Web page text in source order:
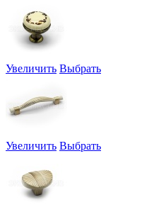
Увеличить Выбрать
Увеличить Выбрать